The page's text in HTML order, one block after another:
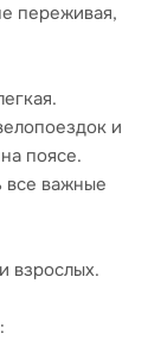
переживая,
и
поясе.
все важные
взрослых.